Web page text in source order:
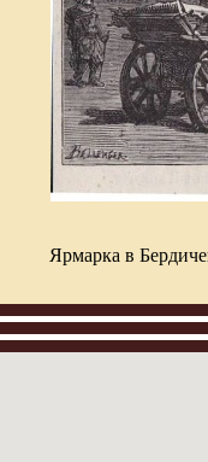
Ярмарка в